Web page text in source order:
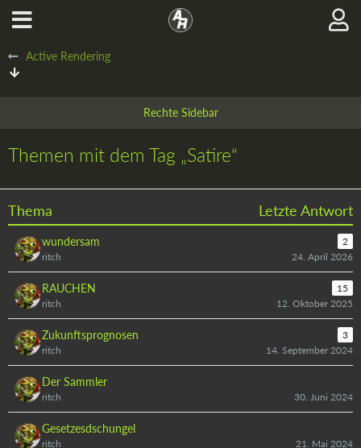
Active Rendering
Themen mit dem Tag „Satire“
Thema Letzte Antwort
wundersam
2
ritch
24. April 2026
RAUCHEN
15
ritch
12. Oktober 2025
Zukunftsprognosen
3
ritch
14. September 2024
Der Sammler
ritch 30. Juni 2024
Gesetzesdschungel
ritch 21. Mai 2024